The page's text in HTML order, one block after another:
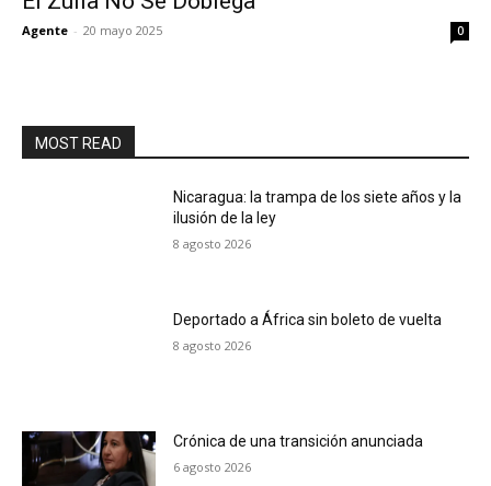
Agente - 20 mayo 2025 0
MOST READ
Nicaragua: la trampa de los siete años y la
ilusión de la ley
8 agosto 2026
Deportado a África sin boleto de vuelta
8 agosto 2026
Crónica de una transición anunciada
6 agosto 2026